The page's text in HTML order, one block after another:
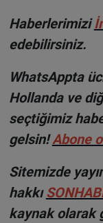
Haberlerimizi
edebilirsiniz.
WhatsAppta
Hollanda ve
seçtiğimiz
gelsin! Abone
Sitemizde
hakkı
kaynak olarak